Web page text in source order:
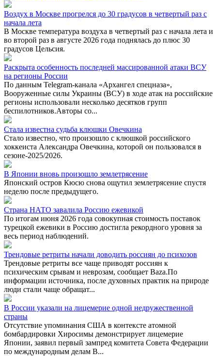
Воздух в Москве прогрелся до 30 градусов в четвертый раз с
начала лета
В Москве температура воздуха в четвертый раз с начала лета и
во второй раз в августе 2026 года поднялась до плюс 30
градусов Цельсия.
Раскрыта особенность последней массированной атаки ВСУ
на регионы России
По данным Telegram-канала «Архангел спецназа»,
Вооруженные силы Украины (ВСУ) в ходе атак на российские
регионы использовали несколько десятков групп
беспилотников.Авторы со...
Стала известна судьба клюшки Овечкина
Стало известно, что произошло с клюшкой российского
хоккеиста Александра Овечкина, которой он пользовался в
сезоне-2025/2026.
В Японии вновь произошло землетрясение
Японский остров Кюсю снова ощутил землетрясение спустя
неделю после предыдущего.
Страна НАТО завалила Россию ежевикой
По итогам июня 2026 года совокупная стоимость поставок
турецкой ежевики в Россию достигла рекордного уровня за
весь период наблюдений.
Трендовые ретриты начали доводить россиян до психозов
Трендовые ретриты все чаще приводят россиян к
психическим срывам и неврозам, сообщает Baza.По
информации источника, после духовных практик на природе
люди стали чаще обращат...
В России указали на лицемерие одной недружественной
страны
Отсутствие упоминания США в контексте атомной
бомбардировки Хиросимы демонстрирует лицемерие
Японии, заявил первый зампред комитета Совета Федерации
по международным делам В...